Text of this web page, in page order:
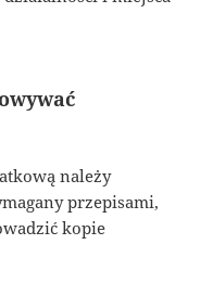
należy
przepisami,
kopie